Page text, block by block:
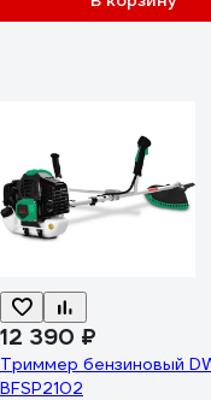
12 390 ₽
Триммер бензиновый
BFSP2102